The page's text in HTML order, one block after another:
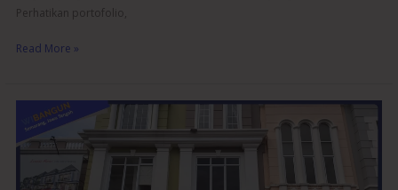
Perhatikan portofolio,
Read More »
Renovasi
Ruko
Profesional: